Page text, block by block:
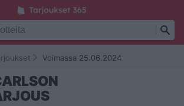
Voimassa 25.06.2024